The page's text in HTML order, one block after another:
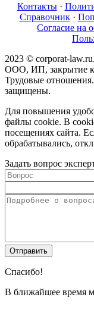
Контакты·
Справочник·
Согласие на
2023 © corporat-
ООО, ИП, закрытие
Трудовые
защищены.
Для повышения
файлы cookie. В
посещениях сайта.
обрабатывались,
Задать вопрос
Спасибо!
В ближайшее время